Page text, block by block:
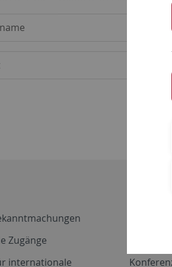
Zugänge
internationale